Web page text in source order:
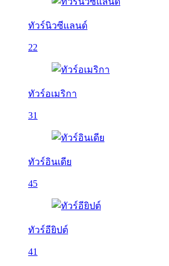
ทัวร์นิวซีแลนด์
22
ทัวร์อเมริกา
31
ทัวร์อินเดีย
45
ทัวร์อียิปต์
41